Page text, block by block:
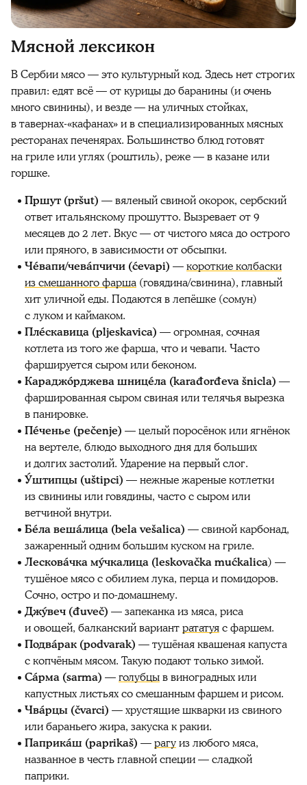
Мясной лексикон
В Сербии мясо — это культурный код. Здесь нет строгих
правил: едят всё — от курицы до баранины (и очень
много свинины), и везде — на уличных стойках,
в тавернах-«кафанах» и в специализированных мясных
ресторанах печенярах. Большинство блюд готовят
на гриле или углях (роштиль), реже — в казане или
горшке.
Пршут (pršut) — вяленый свиной окорок, сербский
ответ итальянскому прошутто. Вызревает от 9
месяцев до 2 лет. Вкус — от чистого мяса до острого
или пряного, в зависимости от обсыпки.
Чéвапи/чева́пчичи (ćevapi) —короткие колбаски
из смешанного фарша (говядина/свинина), главный
хит уличной еды. Подаются в лепёшке (сомун)
с луком и каймаком.
Плéскавица (pljeskavica) — огромная, сочная
котлета из того же фарша, что и чевапи. Часто
фаршируется сыром или беконом.
Караджóрджева шницéла (karađorđeva šnicla) —
фаршированная сыром свиная или телячья вырезка
в панировке.
Пéченье (pečenje) — целый поросёнок или ягнёнок
на вертеле, блюдо выходного дня для больших
и долгих застолий. Ударение на первый слог.
У́штипцы (uštipci) — нежные жареные котлетки
из свинины или говядины, часто с сыром или
ветчиной внутри.
Бéла вешáлица (bela vešalica) — свиной карбонад,
зажаренный одним большим куском на гриле.
Лесковáчка мýчкалица (leskovačka mućkalica) —
тушёное мясо с обилием лука, перца и помидоров.
Сочно, остро и по-домашнему.
Джýвеч (đuveč) — запеканка из мяса, риса
и овощей, балканский вариантрататуяс фаршем.
Подвáрак (podvarak) — тушёная квашеная капуста
с копчёным мясом. Такую подают только зимой.
Сáрма (sarma) —голубцыв виноградных или
капустных листьях со смешанным фаршем и рисом.
Чвáрцы (čvarci) — хрустящие шкварки из свиного
или бараньего жира, закуска к ракии.
Паприкáш (paprikaš) —рагуиз любого мяса,
названное в честь главной специи — сладкой
паприки.